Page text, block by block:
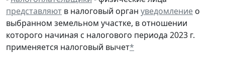
представляют в налоговый орган уведомление о
выбранном земельном участке, в отношении
которого начиная с налогового периода 2023 г.
применяется налоговый вычет*